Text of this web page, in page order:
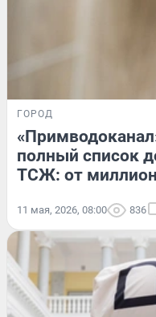
ГОРОД
полный список
ТСЖ: от
11 мая, 2026, 08:00 836